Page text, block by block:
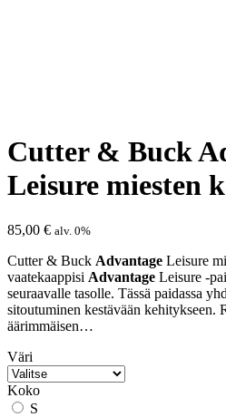
Cutter & Buck
Leisure miesten
85,00 € alv. 0%
Cutter & Buck Advantage Leisure
vaatekaappisi Advantage Leisure -
seuraavalle tasolle. Tässä paidassa
sitoutuminen kestävään kehitykseen.
äärimmäisen…
Väri
Koko
S